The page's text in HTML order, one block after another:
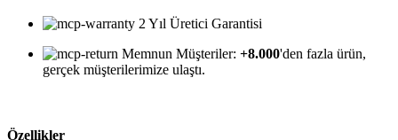
-
Antrasit
Gri*
Yeni
2 Yıl Üretici Garantisi
Memnun Müşteriler: +8.000'den fazla ürün,
gerçek müşterilerimize ulaştı.
Özellikler